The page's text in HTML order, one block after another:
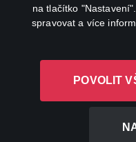
na tlačítko
spravovat a více
POVOLIT
L-1246 Luxembourg R.C.S.